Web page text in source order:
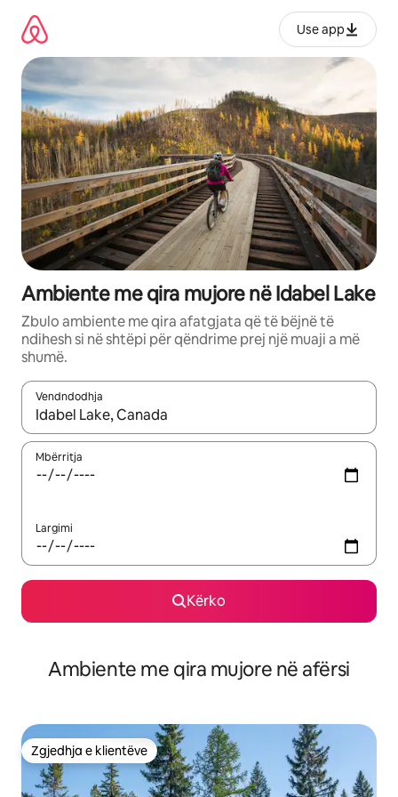
përmbajtja
Use app
Ambiente me qira mujore në Idabel Lake
Zbulo ambiente me qira afatgjata që të bëjnë të
ndihesh si në shtëpi për qëndrime prej një muaji a më
shumë.
Vendndodhja
Kur rezultatet të jenë të disponueshme, lëviz me butonat e
Mbërritja
Largimi
Kërko
Ambiente me qira mujore në afërsi
Zgjedhja e klientëve
Zgjedhja e klientëve